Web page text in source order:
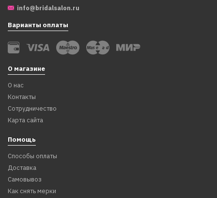
info@bridalsalon.ru
Варианты оплаты
О магазине
О нас
Контакты
Сотрудничество
Карта сайта
Помощь
Способы оплаты
Доставка
Самовывоз
Как снять мерки